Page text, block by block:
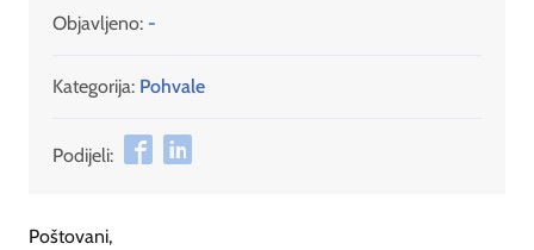
Objavljeno: -
Kategorija: Pohvale
Podijeli:
Poštovani,